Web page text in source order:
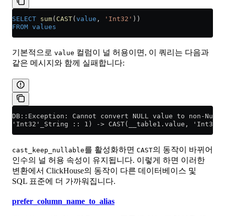
SELECT sum( CAST( value , 'Int32' ))
FROM values
기본적으로 value 컬럼이 널 허용이면, 이 쿼리는 다음과
같은 메시지와 함께 실패합니다:
DB::Exception: Cannot convert NULL value to non-
'Int32'_String :: 1) -> CAST(__table1.value,
cast_keep_nullable를 활성화하면 CAST의 동작이 바뀌어
인수의 널 허용 속성이 유지됩니다. 이렇게 하면 이러한
변환에서 ClickHouse의 동작이 다른 데이터베이스 및
SQL 표준에 더 가까워집니다.
prefer_column_name_to_alias